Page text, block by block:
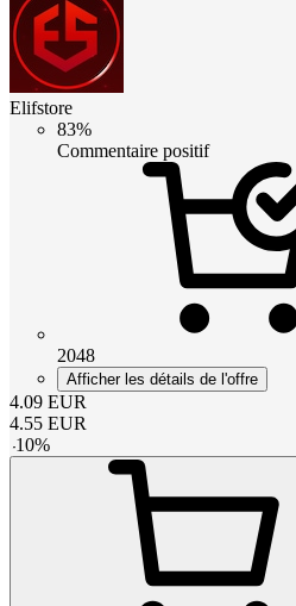
Elifstore
83%
Commentaire positif
2048
Afficher les détails de l'offre
4.09 EUR
4.55 EUR
-10%